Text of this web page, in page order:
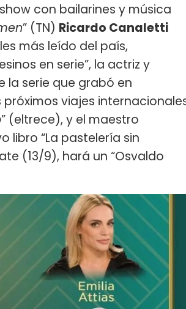
con bailarines y música
” (TN) Ricardo Canaletti
más leído del país,
en serie”, la actriz y
la serie que grabó en
próximos viajes
” (eltrece), y el maestro
libro “La pastelería sin
(13/9), hará un “Osvaldo